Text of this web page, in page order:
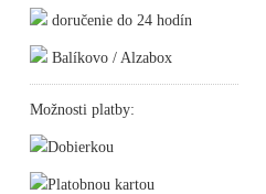
doručenie do 24 hodín
Balíkovo / Alzabox
Možnosti platby:
Dobierkou
Platobnou kartou